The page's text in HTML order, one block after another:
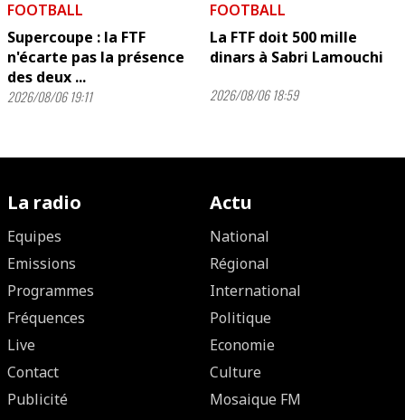
FOOTBALL
Supercoupe : la FTF
n'écarte pas la présence
des deux ...
2026/08/06 19:11
FOOTBALL
La FTF doit 500 mille
dinars à Sabri Lamouchi
2026/08/06 18:59
La radio
Equipes
Emissions
Programmes
Fréquences
Live
Contact
Publicité
Actu
National
Régional
International
Politique
Economie
Culture
Mosaique FM